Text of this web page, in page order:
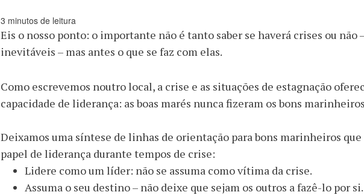
3 minutos de leitura
Eis o nosso ponto: o importante não é tanto saber se haverá crises ou não
inevitáveis – mas antes o que se faz com elas.
Como escrevemos noutro local, a crise e as situações de estagnação
capacidade de liderança: as boas marés nunca fizeram os bons
Deixamos uma síntese de linhas de orientação para bons marinheiros
papel de liderança durante tempos de crise:
Lidere como um líder: não se assuma como vítima da crise.
Assuma o seu destino – não deixe que sejam os outros a fazê-lo por si.